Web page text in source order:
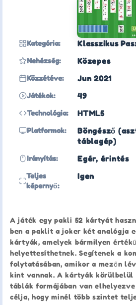
Kategória: Klasszikus
Nehézség: Közepes
Közzétéve: Jun 2021
Játékok: 49
Technológia: HTML5
Platformok:
Böngésző
táblagép)
Irányítás: Egér, érintés
Teljes
képernyő:
Igen
A játék egy pakli 52 kártyát
ben a paklit a joker két analógja
kártyák, amelyek bármilyen
helyettesíthetnek. Segítenek a
folytatásában, amikor a mezőn
kint vannak. A kártyák
táblák formájában van
célja, hogy minél több szintet